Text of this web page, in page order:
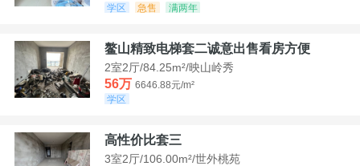
学区
急售 满两年
鳌山精致电梯套二诚意出售看房方便
2室2厅/84.25m²/映山岭秀
56万 6646.88元/m²
学区
高性价比套三
3室2厅/106.00m²/世外桃苑